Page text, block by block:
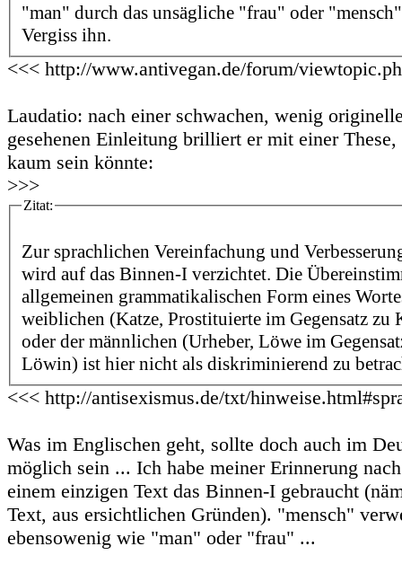
"man" durch das unsägliche "frau" oder
Vergiss ihn.
<<< http://www.antivegan.de/forum/
Laudatio: nach einer schwachen, wenig
gesehenen Einleitung brilliert er mit einer
kaum sein könnte:
>>>
Zitat:
Zur sprachlichen Vereinfachung und
wird auf das Binnen-I verzichtet. Die
allgemeinen grammatikalischen Form eines
weiblichen (Katze, Prostituierte im Gegensatz zu
oder der männlichen (Urheber, Löwe im
Löwin) ist hier nicht als diskriminierend zu
<<< http://antisexismus.de/txt/
Was im Englischen geht, sollte doch auch im
möglich sein ... Ich habe meiner Erinnerung
einem einzigen Text das Binnen-I gebraucht
Text, aus ersichtlichen Gründen). "mensch"
ebensowenig wie "man" oder "frau" ...